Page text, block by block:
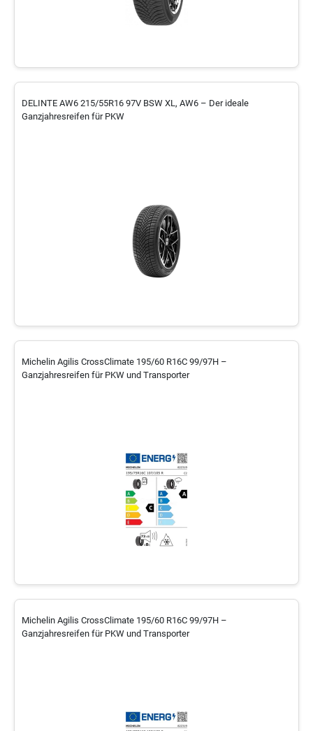
DELINTE AW6 215/55R16 97V BSW XL, AW6 – Der ideale
Ganzjahresreifen für PKW
Michelin Agilis CrossClimate 195/60 R16C 99/97H –
Ganzjahresreifen für PKW und Transporter
Michelin Agilis CrossClimate 195/60 R16C 99/97H –
Ganzjahresreifen für PKW und Transporter